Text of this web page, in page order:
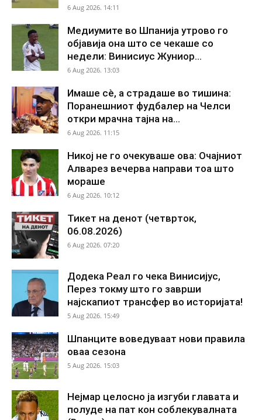
6 Aug 2026. 14:11
Медиумите во Шпанија утрово го
објавија она што се чекаше со
недели: Винисиус Жуниор...
6 Aug 2026. 13:03
Имаше сè, а страдаше во тишина:
Поранешниот фудбалер на Челси
откри мрачна тајна на...
6 Aug 2026. 11:15
Никој не го очекуваше ова: Очајниот
Алварез вечерва направи тоа што
мораше
6 Aug 2026. 10:12
Тикет на денот (четврток,
06.08.2026)
6 Aug 2026. 07:20
Додека Реал го чека Винисијус,
Перез токму што го заврши
најскапиот трансфер во историјата!
5 Aug 2026. 15:49
Шпанците воведуваат нови правила
оваа сезона
5 Aug 2026. 15:03
Нејмар целосно ја изгуби главата и
полуде на пат кон соблекувалната